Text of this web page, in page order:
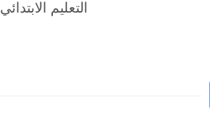
التعليم الابتدائي